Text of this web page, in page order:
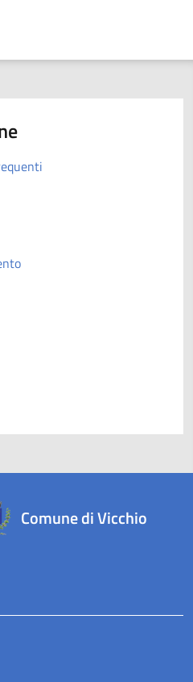
Comune di Vicchio